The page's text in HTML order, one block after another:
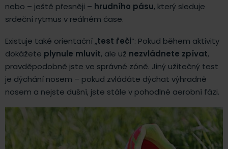
nebo – ještě přesněji – hrudního pásu, který sleduje
srdeční rytmus v reálném čase.
Existuje také orientační „test řeči“: Pokud během aktivity
dokážete plynule mluvit, ale už nezvládnete zpívat,
pravděpodobně jste ve správné zóně. Jiný užitečný test
je dýchání nosem – pokud zvládáte dýchat výhradně
nosem a nejste dušní, jste stále v pohodlné aerobní fázi.